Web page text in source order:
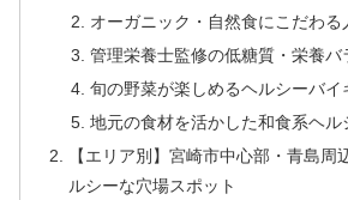
オーガニック・自然食にこだわる
管理栄養士監修の低糖質・栄養バ
旬の野菜が楽しめるヘルシーバイ
地元の食材を活かした和食系ヘル
【エリア別】宮崎市中心部・青島周
ルシーな穴場スポット